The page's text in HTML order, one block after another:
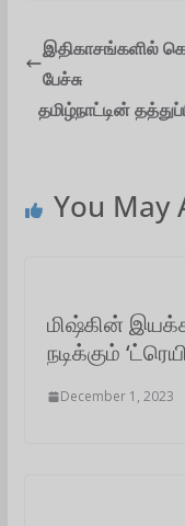
t
p
e
o
k
இதிகாசங்களில்
பேச்சு
தமிழ்நாட்டின்
You May
மிஷ்கின்
நடிக்கும்
December 1, 2023